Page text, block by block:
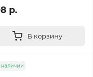
р.
В корзину
наличии